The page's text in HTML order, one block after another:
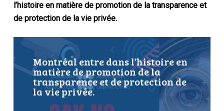
l’histoire en matière de promotion de la transparence et
de protection de la vie privée.
Montréal entre dans l’histoire en
matière de promotion de la
transparence et de protection de
la vie privée.